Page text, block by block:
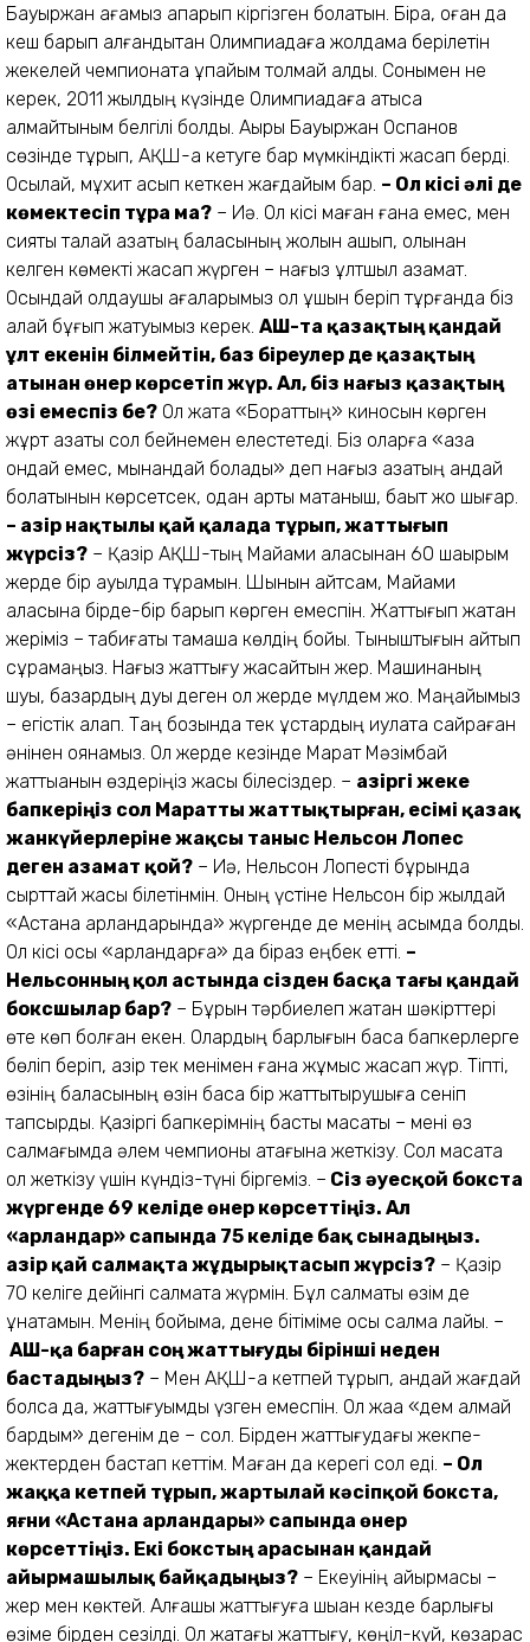
Бауыржан ағамыз апарып кіргізген болатын. Бірақ, оған да
кеш барып қалғандықтан Олимпиадаға жолдама берілетін
жекелей чемпионатқа ұпайым толмай қалды. Сонымен не
керек, 2011 жылдың күзінде Олимпиадаға қатыса
алмайтыным белгілі болды. Ақыры Бауыржан Оспанов
сөзінде тұрып, АҚШ-қа кетуге бар мүмкіндікті жасап берді.
Осылай, мұхит асып кеткен жағдайым бар. – Ол кісі әлі де
көмектесіп тұра ма? – Иә. Ол кісі маған ғана емес, мен
сияқты талай қазақтың баласының жолын ашып, қолынан
келген көмекті жасап жүрген – нағыз ұлтшыл азамат.
Осындай қолдаушы ағаларымыз қол ұшын беріп тұрғанда біз
қалай бұғып жатуымыз керек. АҚШ-та қазақтың қандай
ұлт екенін білмейтін, баз біреулер де қазақтың
атынан өнер көрсетіп жүр. Ал, біз нағыз қазақтың
өзі емеспіз бе? Ол жақта «Бораттың» киносын көрген
жұрт қазақты сол бейнемен елестетеді. Біз оларға «қазақ
ондай емес, мынандай болады» деп нағыз қазақтың қандай
болатынын көрсетсек, одан артық мақтаныш, бақыт жоқ шығар.
– Қазір нақтылы қай қалада тұрып, жаттығып
жүрсіз? – Қазір АҚШ-тың Майами қаласынан 60 шақырым
жерде бір ауылда тұрамын. Шынын айтсам, Майами
қаласына бірде-бір барып көрген емеспін. Жаттығып жатқан
жеріміз – табиғаты тамаша көлдің бойы. Тыныштығын айтып
сұрамаңыз. Нағыз жаттығу жасайтын жер. Машинаның
шуы, базардың дуы деген ол жерде мүлдем жоқ. Маңайымыз
– егістік алқап. Таң бозында тек құстардың қиқулата сайраған
әнінен оянамыз. Ол жерде кезінде Марат Мәзімбай
жаттыққанын өздеріңіз жақсы білесіздер. – Қазіргі жеке
бапкеріңіз сол Маратты жаттықтырған, есімі қазақ
жанкүйерлеріне жақсы таныс Нельсон Лопес
деген азамат қой? – Иә, Нельсон Лопесті бұрында
сырттай жақсы білетінмін. Оның үстіне Нельсон бір жылдай
«Астана арландарында» жүргенде де менің қасымда болды.
Ол кісі осы «арландарға» да біраз еңбек етті. –
Нельсонның қол астында сізден басқа тағы қандай
боксшылар бар? – Бұрын тәрбиелеп жатқан шәкірттері
өте көп болған екен. Олардың барлығын басқа бапкерлерге
бөліп беріп, қазір тек менімен ғана жұмыс жасап жүр. Тіпті,
өзінің баласының өзін басқа бір жаттықтырушыға сеніп
тапсырды. Қазіргі бапкерімнің басты мақсаты – мені өз
салмағымда әлем чемпионы атағына жеткізу. Сол мақсатқа
қол жеткізу үшін күндіз-түні біргеміз. – Сіз әуесқой бокста
жүргенде 69 келіде өнер көрсеттіңіз. Ал
«арландар» сапында 75 келіде бақ сынадыңыз.
Қазір қай салмақта жұдырықтасып жүрсіз? – Қазір
70 келіге дейінгі салмақта жүрмін. Бұл салмақты өзім де
ұнатамын. Менің бойыма, дене бітіміме осы салмақ лайық. –
АҚШ-қа барған соң жаттығуды бірінші неден
бастадыңыз? – Мен АҚШ-қа кетпей тұрып, қандай жағдай
болса да, жаттығуымды үзген емеспін. Ол жаққа «дем алмай
бардым» дегенім де – сол. Бірден жаттығудағы жекпе-
жектерден бастап кеттім. Маған да керегі сол еді. – Ол
жаққа кетпей тұрып, жартылай кәсіпқой бокста,
яғни «Астана арландары» сапында өнер
көрсеттіңіз. Екі бокстың арасынан қандай
айырмашылық байқадыңыз? – Екеуінің айырмасы –
жер мен көктей. Алғашқы жаттығуға шыққан кезде барлығы
өзіме бірден сезілді. Ол жақтағы жаттығу, көңіл-күй, көзқарас